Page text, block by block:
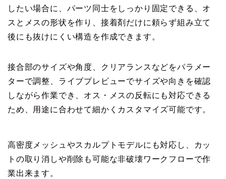
したい場合に、パーツ同士をしっかり固定できる、オ
スとメスの形状を作り、接着剤だけに頼らず組み立て
後にも抜けにくい構造を作成できます。
接合部のサイズや角度、クリアランスなどをパラメー
ターで調整、ライブプレビューでサイズや向きを確認
しながら作業でき、オス・メスの反転にも対応できる
ため、用途に合わせて細かくカスタマイズ可能です。
高密度メッシュやスカルプトモデルにも対応し、カッ
トの取り消しや削除も可能な非破壊ワークフローで作
業出来ます。